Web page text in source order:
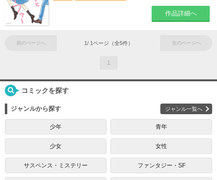
作品詳細へ
前のページへ 1/ 1ページ（全5件） 次のページへ
1
コミックを探す
ジャンルから探す ジャンル一覧へ
少年 青年
少女 女性
サスペンス・ミステリー ファンタジー・SF